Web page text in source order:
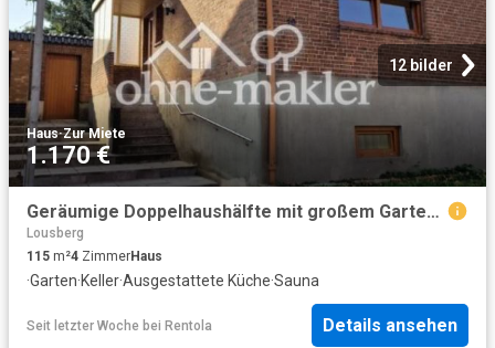
12 bilder
Haus·Zur Miete
1.170 €
Geräumige Doppelhaushälfte mit großem Garten in ruhiger Lage von Düren Merken – ab dem 01.11.2026
Lousberg
115 m²4 ZimmerHaus
·Garten·Keller·Ausgestattete Küche·Sauna
Seit letzter Woche bei Rentola Details ansehen